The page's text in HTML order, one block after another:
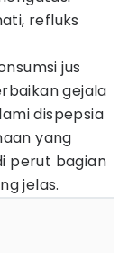
refluks
jus
gejala
dispepsia
yang
perut bagian
jelas.